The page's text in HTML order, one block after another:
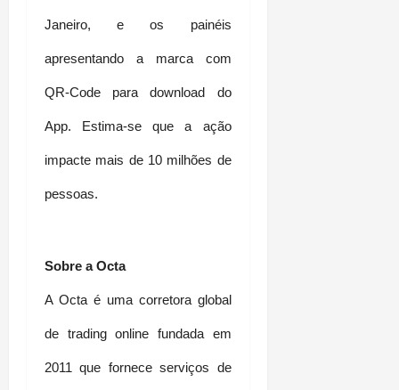
Janeiro, e os painéis
apresentando a marca com
QR-Code para download do
App. Estima-se que a ação
impacte mais de 10 milhões de
pessoas.
Sobre a Octa
A Octa é uma corretora global
de trading online fundada em
2011 que fornece serviços de